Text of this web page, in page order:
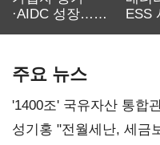
·AIDC 성장…
ESS
주요 뉴스
'1400조' 국유자산 통합
구조혁신
성기홍 "전월세난, 세금